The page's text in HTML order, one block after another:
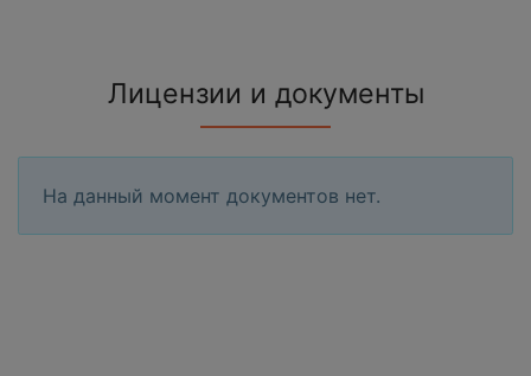
Лицензии и документы
На данный момент документов нет.